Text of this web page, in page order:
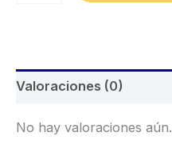
Valoraciones (0)
No hay valoraciones aún.